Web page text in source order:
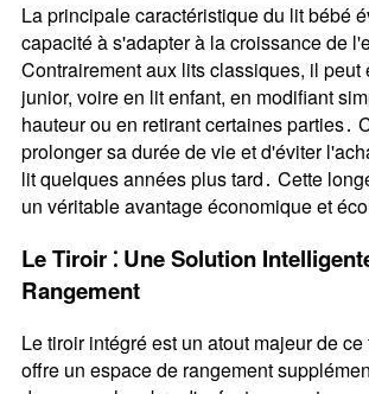
La principale caractéristique du lit bébé
capacité à s'adapter à la croissance de
Contrairement aux lits classiques, il peut
junior, voire en lit enfant, en modifiant
hauteur ou en retirant certaines parties․
prolonger sa durée de vie et d'éviter
lit quelques années plus tard․ Cette
un véritable avantage économique et
Le Tiroir ⁚ Une Solution
Rangement
Le tiroir intégré est un atout majeur de ce
offre un espace de rangement